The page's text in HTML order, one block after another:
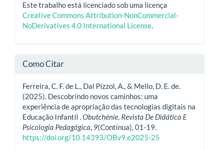
Este trabalho está licenciado sob uma licença
Creative Commons Attribution-NonCommercial-
NoDerivatives 4.0 International License.
Como Citar
Ferreira, C. F. de L., Dal Pizzol, A., & Mello, D. E. de.
(2025). Descobrindo novos caminhos: uma
experiência de apropriação das tecnologias digitais na
Educação Infantil . Obutchénie. Revista De Didática E
Psicologia Pedagógica 9(Contínua), 01-19.
https://doi.org/10.14393/OBv9.e2025-25